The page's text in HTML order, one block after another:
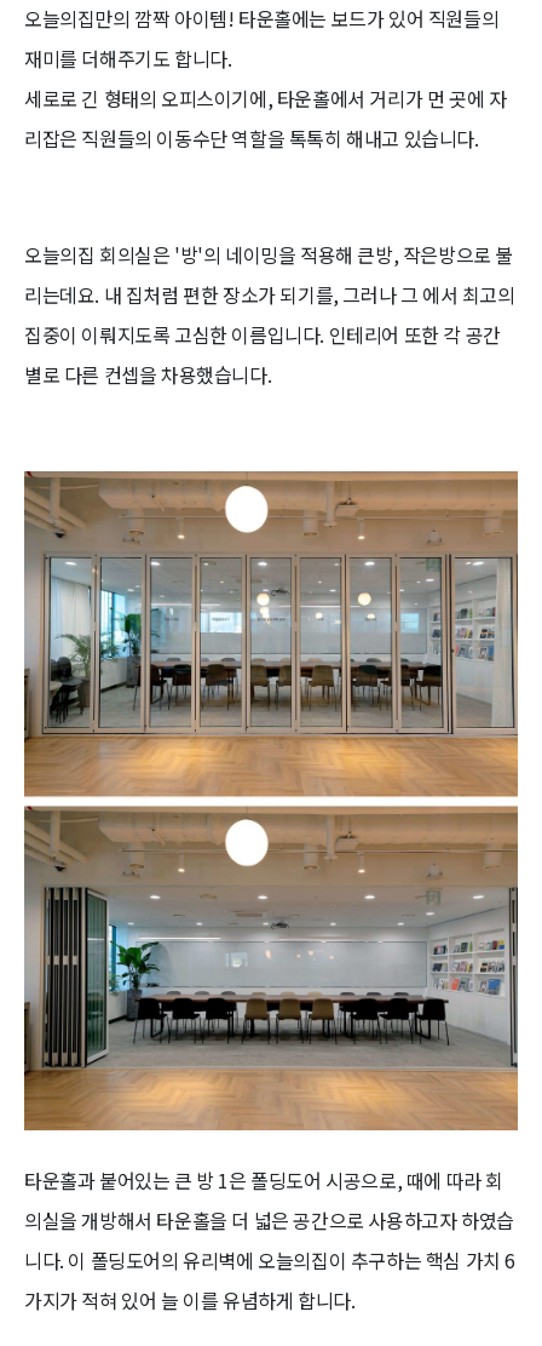
오늘의집만의 깜짝 아이템! 타운홀에는 보드가 있어 직원들의
재미를 더해주기도 합니다.
세로로 긴 형태의 오피스이기에, 타운홀에서 거리가 먼 곳에 자
리잡은 직원들의 이동수단 역할을 톡톡히 해내고 있습니다.
오늘의집 회의실은 '방'의 네이밍을 적용해 큰방, 작은방으로 불
리는데요. 내 집처럼 편한 장소가 되기를, 그러나 그 에서 최고의
집중이 이뤄지도록 고심한 이름입니다. 인테리어 또한 각 공간
별로 다른 컨셉을 차용했습니다.
타운홀과 붙어있는 큰 방 1은 폴딩도어 시공으로, 때에 따라 회
의실을 개방해서 타운홀을 더 넓은 공간으로 사용하고자 하였습
니다. 이 폴딩도어의 유리벽에 오늘의집이 추구하는 핵심 가치 6
가지가 적혀 있어 늘 이를 유념하게 합니다.